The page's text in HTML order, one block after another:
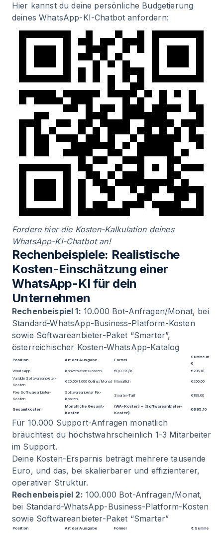
Hier kannst du deine persönliche Budgetierung
deines WhatsApp-KI-Chatbot anfordern:
Fordere hier die Kosten-Kalkulation deines
WhatsApp-KI-Chatbot an!
Rechenbeispiele: Realistische
Kosten-Einschätzung einer
WhatsApp-KI für dein
Unternehmen
Rechenbeispiel 1: 10.000 Bot-Anfragen/Monat, bei
Standard-WhatsApp-Business-Platform-Kosten
sowie Softwareanbieter-Paket “Smarter”,
österreichischer Kosten-WhatsApp-Katalog
Position Art der Ausgabe Formel
Summe in
€
WhatsApp
Konversationskosten €0,0329/K
€296,10
Variable Softwareanbieter-
Kosten
€20,00/1.000 Optins/Monat Monatlich €200,00
Fixe Softwareanbieter-
Kosten
Softwareanbieter Fix-
Kosten
Smarter-Tarif €199,00
Gesamtkosten
Monatliche Gesamt-
Kosten
(WA-Kosten) + (Softwareanbieter-
Kosten)
€695,10
Für 10.000 Support-Anfragen monatlich
bräuchtest du höchstwahrscheinlich 1-3 Mitarbeiter
im Support.
Deine Kosten-Ersparnis beträgt mehrere tausende
Euro, und das, bei skalierbarer und effizienterer,
operativer Struktur.
Rechenbeispiel 2: 100.000 Bot-Anfragen/Monat,
bei Standard-WhatsApp-Business-Platform-Kosten
sowie Softwareanbieter-Paket “Smarter”
Position Art der Ausgabe Formel
€ Summe